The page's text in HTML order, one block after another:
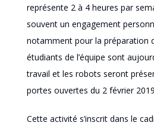
représente 2 à 4 heures par
souvent un engagement
notamment pour la préparation
étudiants de l’équipe sont
travail et les robots seront
portes ouvertes du 2 février
Cette activité s’inscrit dans le